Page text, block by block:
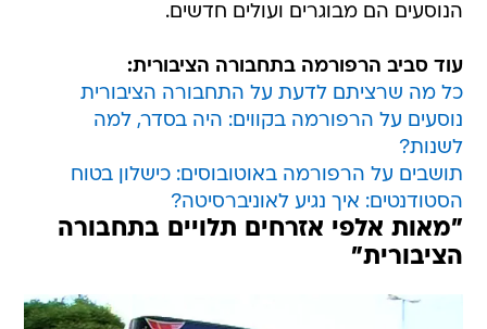
הנוסעים הם מבוגרים ועולים חדשים.
עוד סביב הרפורמה בתחבורה הציבורית:
כל מה שרציתם לדעת על התחבורה הציבורית
נוסעים על הרפורמה בקווים: היה בסדר, למה
לשנות?
תושבים על הרפורמה באוטובוסים: כישלון בטוח
הסטודנטים: איך נגיע לאוניברסיטה?
"מאות אלפי אזרחים תלויים בתחבורה
הציבורית"